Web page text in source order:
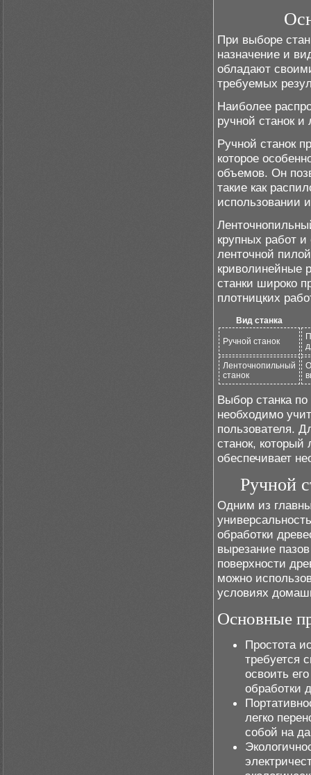
При выборе
назначение и
обладают
требуемых
Наиболее
ручной станок и
Ручной станок
которое
объемов. Он
такие как
использовании
крупных работ
ленточной
криволинейные
станки широко
плотницких
Вид станка
Ручной станок
Ленточнопильный
станок
Выбор станка
необходимо
пользователя.
станок, который
обеспечивает
Ручной
Одним из
обработки
вырезание
поверхности
можно
условиях
Основные
Простота
требуется
освоить
обработки
легко
собой на